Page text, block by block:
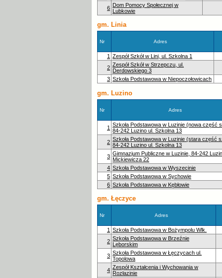
6 Dom Pomocy Społecznej w
Lubkowie
gm. Linia
Nr Adres
1 Zespół Szkół w Lini, ul. Szkolna 1
2 Zespół Szkół w Strzepczu, ul.
Derdowskiego 3
3 Szkoła Podstawowa w Niepoczołowicach
gm. Luzino
Nr Adres
1 Szkoła Podstawowa w Luzinie (nowa część
84-242 Luzino ul. Szkolna 13
2 Szkoła Podstawowa w Luzinie (stara część
84-242 Luzino ul. Szkolna 13
3 Gimnazjum Publiczne w Luzinie, 84-242
Mickiewicza 22
4 Szkoła Podstawowa w Wyszecinie
5 Szkoła Podstawowa w Sychowie
6 Szkoła Podstawowa w Kębłowie
gm. Łęczyce
Nr Adres
1 Szkoła Podstawowa w Bożympolu Wlk.
2 Szkoła Podstawowa w Brzeźnie
Lęborskim
3 Szkoła Podstawowa w Łęczycach ul.
Topolowa
4 Zespół Kształcenia i Wychowania w
Rozłazinie